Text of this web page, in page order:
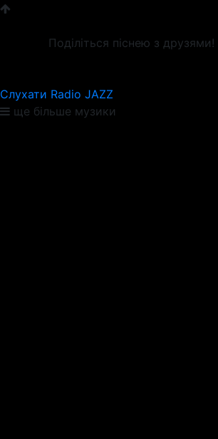
Поділіться піснею з друзями!
Слухати Radio JAZZ
ще більше музики